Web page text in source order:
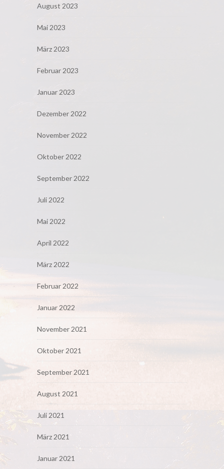
August 2023
Mai 2023
März 2023
Februar 2023
Januar 2023
Dezember 2022
November 2022
Oktober 2022
September 2022
Juli 2022
Mai 2022
April 2022
März 2022
Februar 2022
Januar 2022
November 2021
Oktober 2021
September 2021
August 2021
Juli 2021
März 2021
Januar 2021